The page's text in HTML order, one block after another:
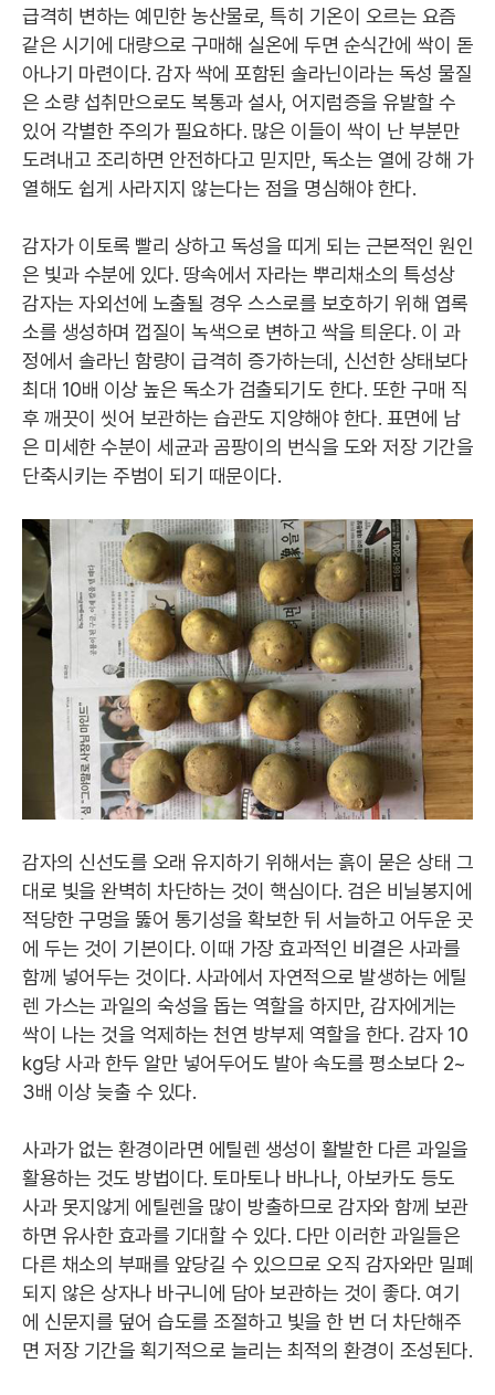
급격히 변하는 예민한 농산물로, 특히 기온이 오르는 요즘
같은 시기에 대량으로 구매해 실온에 두면 순식간에 싹이 돋
아나기 마련이다. 감자 싹에 포함된 솔라닌이라는 독성 물질
은 소량 섭취만으로도 복통과 설사, 어지럼증을 유발할 수
있어 각별한 주의가 필요하다. 많은 이들이 싹이 난 부분만
도려내고 조리하면 안전하다고 믿지만, 독소는 열에 강해 가
열해도 쉽게 사라지지 않는다는 점을 명심해야 한다.
감자가 이토록 빨리 상하고 독성을 띠게 되는 근본적인 원인
은 빛과 수분에 있다. 땅속에서 자라는 뿌리채소의 특성상
감자는 자외선에 노출될 경우 스스로를 보호하기 위해 엽록
소를 생성하며 껍질이 녹색으로 변하고 싹을 틔운다. 이 과
정에서 솔라닌 함량이 급격히 증가하는데, 신선한 상태보다
최대 10배 이상 높은 독소가 검출되기도 한다. 또한 구매 직
후 깨끗이 씻어 보관하는 습관도 지양해야 한다. 표면에 남
은 미세한 수분이 세균과 곰팡이의 번식을 도와 저장 기간을
단축시키는 주범이 되기 때문이다.
감자의 신선도를 오래 유지하기 위해서는 흙이 묻은 상태 그
대로 빛을 완벽히 차단하는 것이 핵심이다. 검은 비닐봉지에
적당한 구멍을 뚫어 통기성을 확보한 뒤 서늘하고 어두운 곳
에 두는 것이 기본이다. 이때 가장 효과적인 비결은 사과를
함께 넣어두는 것이다. 사과에서 자연적으로 발생하는 에틸
렌 가스는 과일의 숙성을 돕는 역할을 하지만, 감자에게는
싹이 나는 것을 억제하는 천연 방부제 역할을 한다. 감자 10
kg당 사과 한두 알만 넣어두어도 발아 속도를 평소보다 2~
3배 이상 늦출 수 있다.
사과가 없는 환경이라면 에틸렌 생성이 활발한 다른 과일을
활용하는 것도 방법이다. 토마토나 바나나, 아보카도 등도
사과 못지않게 에틸렌을 많이 방출하므로 감자와 함께 보관
하면 유사한 효과를 기대할 수 있다. 다만 이러한 과일들은
다른 채소의 부패를 앞당길 수 있으므로 오직 감자와만 밀폐
되지 않은 상자나 바구니에 담아 보관하는 것이 좋다. 여기
에 신문지를 덮어 습도를 조절하고 빛을 한 번 더 차단해주
면 저장 기간을 획기적으로 늘리는 최적의 환경이 조성된다.